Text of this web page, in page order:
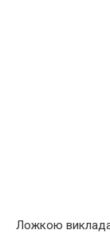
Ложкою